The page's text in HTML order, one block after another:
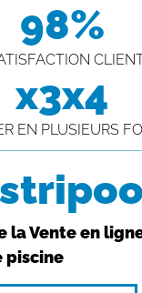
98%
x3x4
EN PLUSIEURS
la Vente en
piscine